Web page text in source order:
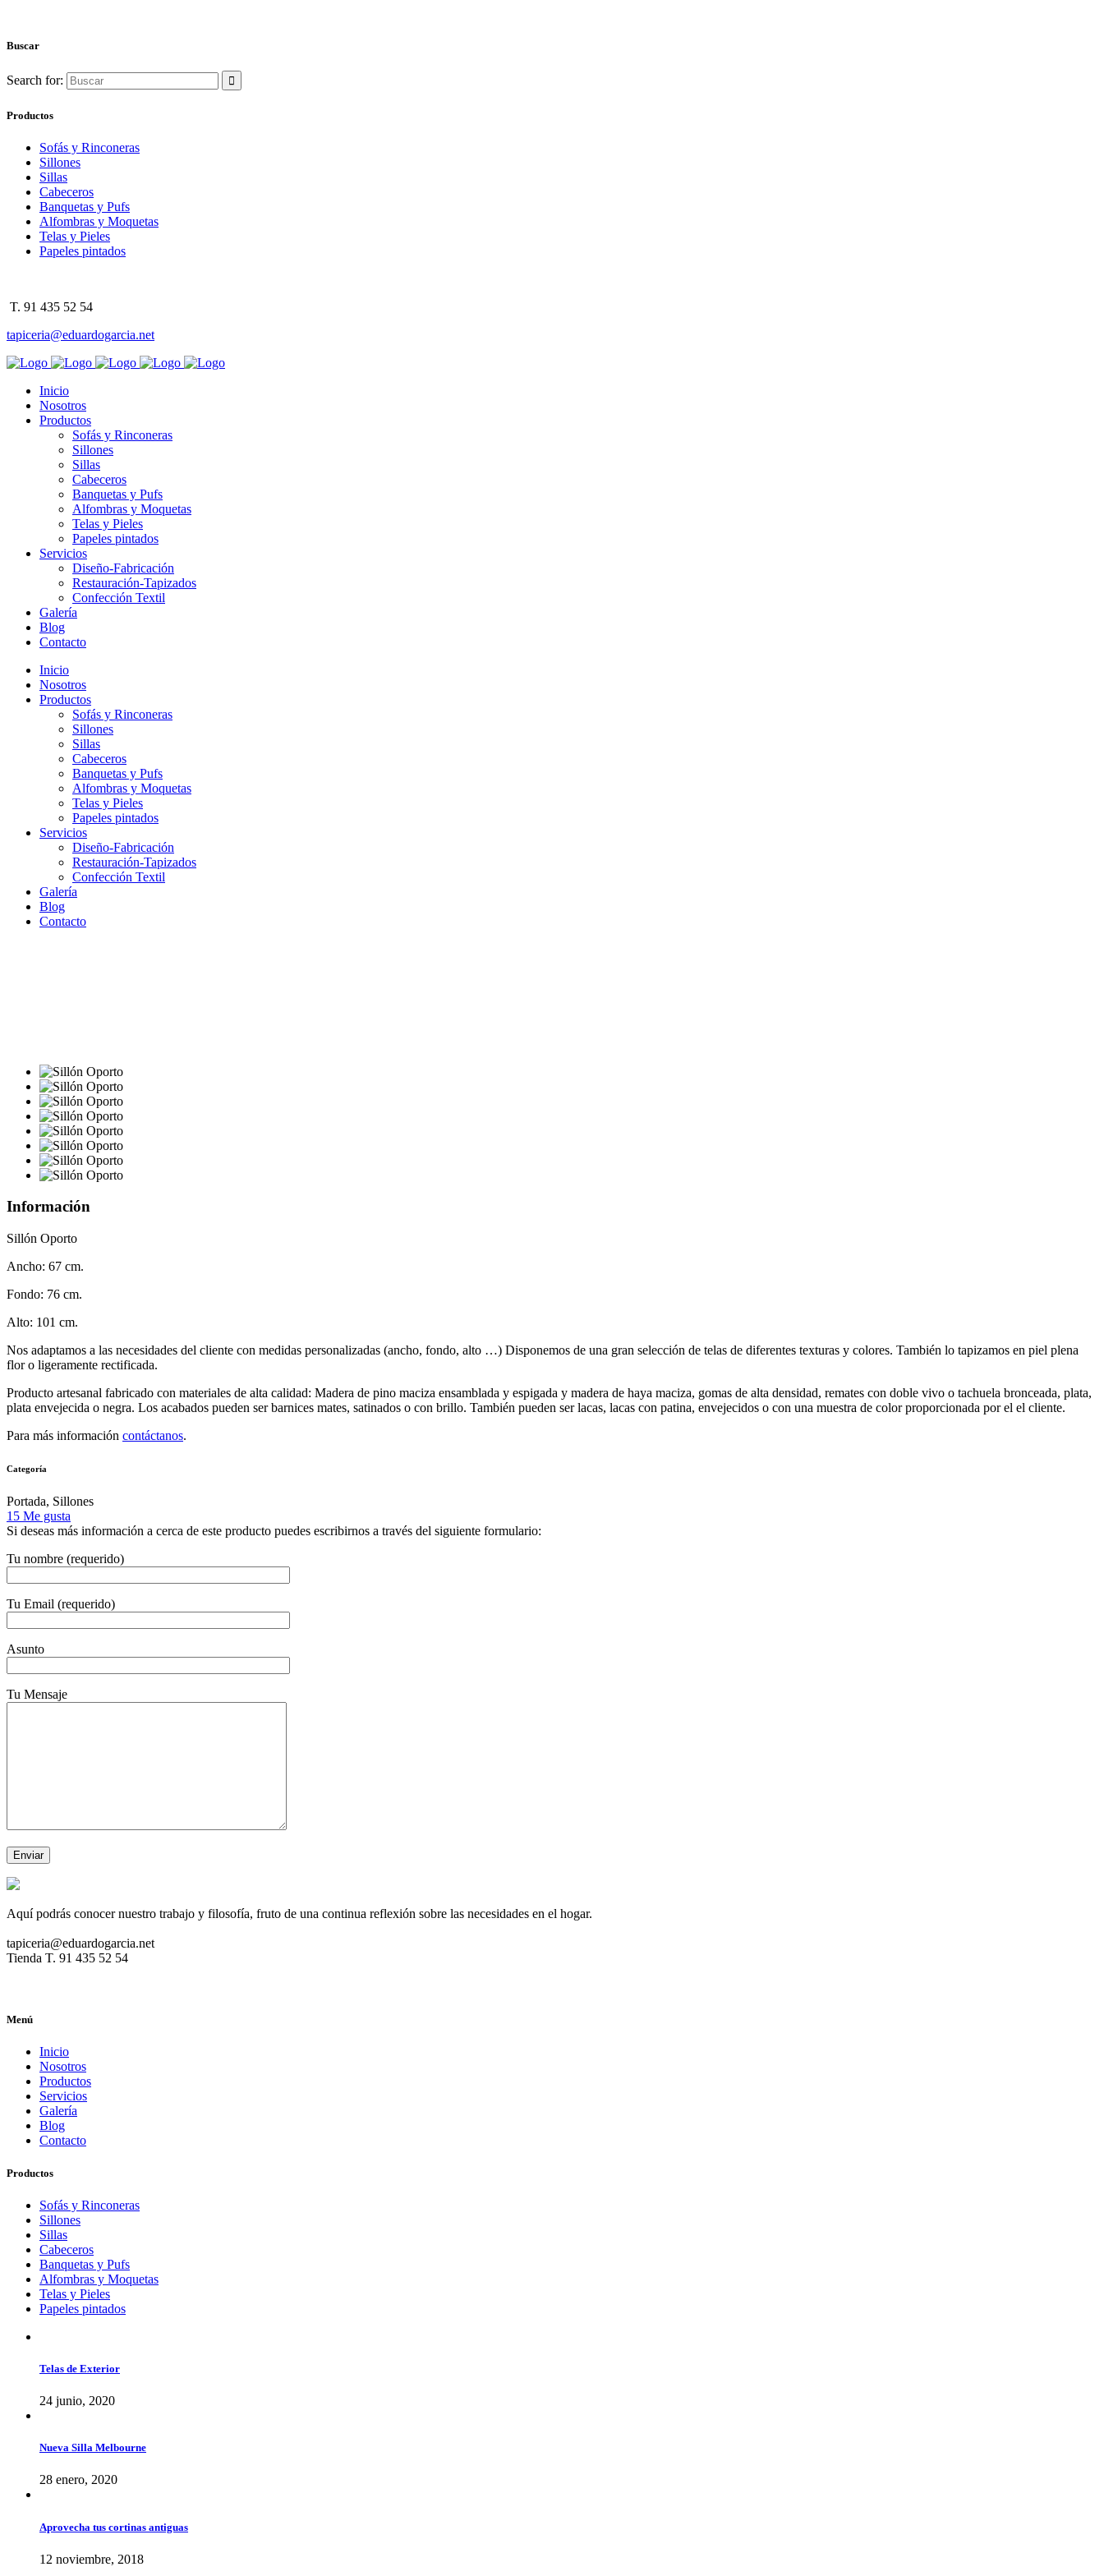
Buscar
Search for:
Productos
Sofás y Rinconeras
Sillones
Sillas
Cabeceros
Banquetas y Pufs
Alfombras y Moquetas
Telas y Pieles
Papeles pintados
T. 91 435 52 54
tapiceria@eduardogarcia.net
Inicio
Nosotros
Productos
Sofás y Rinconeras
Sillones
Sillas
Cabeceros
Banquetas y Pufs
Alfombras y Moquetas
Telas y Pieles
Papeles pintados
Servicios
Diseño-Fabricación
Restauración-Tapizados
Confección Textil
Galería
Blog
Contacto
Inicio
Nosotros
Productos
Sofás y Rinconeras
Sillones
Sillas
Cabeceros
Banquetas y Pufs
Alfombras y Moquetas
Telas y Pieles
Papeles pintados
Servicios
Diseño-Fabricación
Restauración-Tapizados
Confección Textil
Galería
Blog
Contacto
Oporto
Información
Sillón Oporto
Ancho: 67 cm.
Fondo: 76 cm.
Alto: 101 cm.
Nos adaptamos a las necesidades del cliente con medidas personalizadas (ancho, fondo, alto …) Disponemos de una gran selección de telas de diferentes texturas y colores. También lo tapizamos en piel plena
flor o ligeramente rectificada.
Producto artesanal fabricado con materiales de alta calidad: Madera de pino maciza ensamblada y espigada y madera de haya maciza, gomas de alta densidad, remates con doble vivo o tachuela bronceada, plata,
plata envejecida o negra. Los acabados pueden ser barnices mates, satinados o con brillo. También pueden ser lacas, lacas con patina, envejecidos o con una muestra de color proporcionada por el el cliente.
Para más información contáctanos.
Categoría
Portada, Sillones
15 Me gusta
Si deseas más información a cerca de este producto puedes escribirnos a través del siguiente formulario:
Tu nombre (requerido)
Tu Email (requerido)
Asunto
Tu Mensaje
Aquí podrás conocer nuestro trabajo y filosofía, fruto de una continua reflexión sobre las necesidades en el hogar.
tapiceria@eduardogarcia.net
Tienda T. 91 435 52 54
Menú
Inicio
Nosotros
Productos
Servicios
Galería
Blog
Contacto
Productos
Sofás y Rinconeras
Sillones
Sillas
Cabeceros
Banquetas y Pufs
Alfombras y Moquetas
Telas y Pieles
Papeles pintados
Telas de Exterior
24 junio, 2020
Nueva Silla Melbourne
28 enero, 2020
Aprovecha tus cortinas antiguas
12 noviembre, 2018